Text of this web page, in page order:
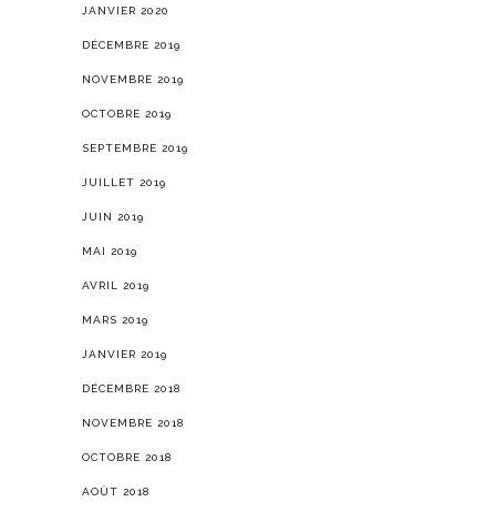
JANVIER 2020
DÉCEMBRE 2019
NOVEMBRE 2019
OCTOBRE 2019
SEPTEMBRE 2019
JUILLET 2019
JUIN 2019
MAI 2019
AVRIL 2019
MARS 2019
JANVIER 2019
DÉCEMBRE 2018
NOVEMBRE 2018
OCTOBRE 2018
AOÛT 2018